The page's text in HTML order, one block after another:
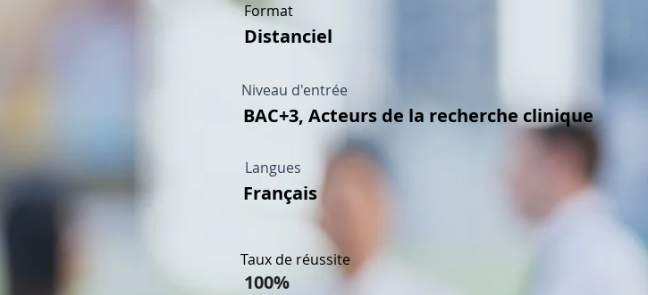
Format
Distanciel
Niveau d'entrée
BAC+3, Acteurs de la recherche clinique
Langues
Français
Taux de réussite
100%